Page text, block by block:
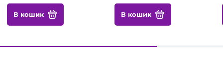
В кошик В кошик